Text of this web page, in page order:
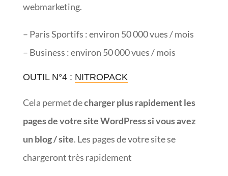
webmarketing.
– Paris Sportifs : environ 50 000 vues / mois
– Business : environ 50 000 vues / mois
OUTIL N°4 : NITROPACK
Cela permet decharger plus rapidement les
pages de votre site WordPress si vous avez
un blog / site. Les pages de votre site se
chargeront très rapidement